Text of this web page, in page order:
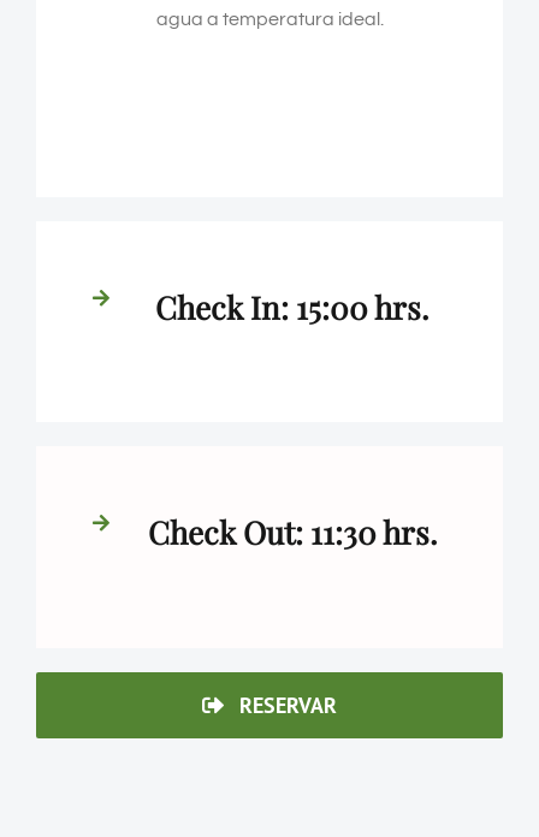
agua a temperatura ideal.
Check In: 15:00 hrs.
Check Out: 11:30 hrs.
RESERVAR